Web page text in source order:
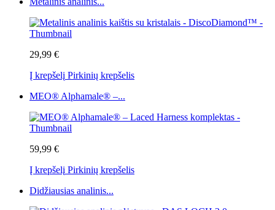
29,99 €
Į krepšelį Pirkinių krepšelis
MEO® Alphamale® –...
59,99 €
Į krepšelį Pirkinių krepšelis
Didžiausias analinis...